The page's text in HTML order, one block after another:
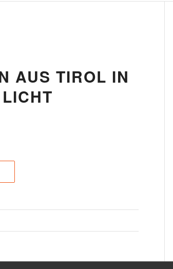
AUS TIROL IN